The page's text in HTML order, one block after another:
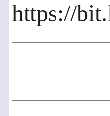
https://